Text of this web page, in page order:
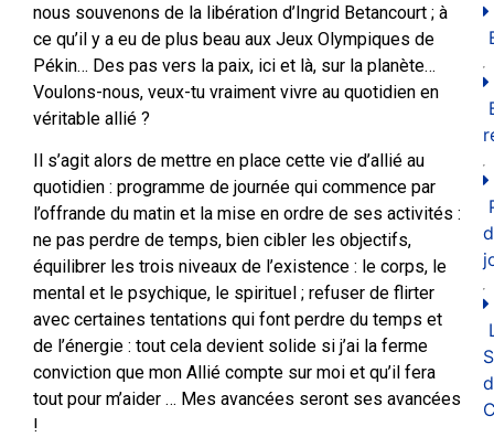
nous souvenons de la libération d’Ingrid Betancourt ; à
ce qu’il y a eu de plus beau aux Jeux Olympiques de
Pékin… Des pas vers la paix, ici et là, sur la planète…
Voulons-nous, veux-tu vraiment vivre au quotidien en
véritable allié ?
Il s’agit alors de mettre en place cette vie d’allié au
quotidien : programme de journée qui commence par
l’offrande du matin et la mise en ordre de ses activités :
ne pas perdre de temps, bien cibler les objectifs,
équilibrer les trois niveaux de l’existence : le corps, le
mental et le psychique, le spirituel ; refuser de flirter
avec certaines tentations qui font perdre du temps et
de l’énergie : tout cela devient solide si j’ai la ferme
conviction que mon Allié compte sur moi et qu’il fera
tout pour m’aider … Mes avancées seront ses avancées
!